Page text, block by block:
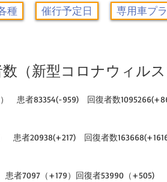
種 催行予定日 専用車プ
数（新型コロナウィ
　患者83354(-959)　回復者数
　患者20938(+217)　回復者数
患者7097（+179）回復者53990（+505)